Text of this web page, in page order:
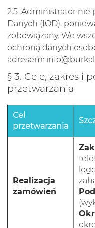
2.5. Administrator nie
Danych (IOD),
zobowiązany. We
ochroną danych
adresem:
§ 3. Cele, zakres i
przetwarzania
Cel
przetwarzania
Realizacja
zamówień